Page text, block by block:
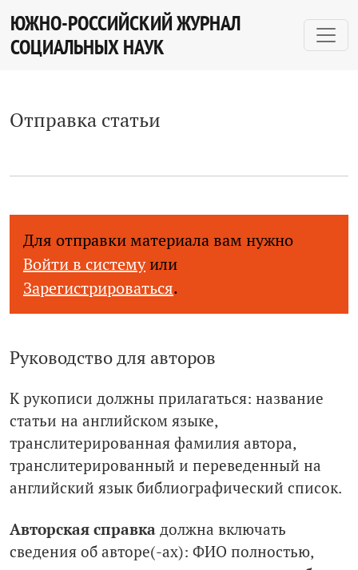
ЮЖНО-РОССИЙСКИЙ ЖУРНАЛ
СОЦИАЛЬНЫХ НАУК
Отправка статьи
Для отправки материала вам нужно
Войти в системуили
Зарегистрироваться.
Руководство для авторов
К рукописи должны прилагаться: название
статьи на английском языке,
транслитерированная фамилия автора,
транслитерированный и переведенный на
английский язык библиографический список.
Авторская справка должна включать
сведения об авторе(-ах): ФИО полностью,